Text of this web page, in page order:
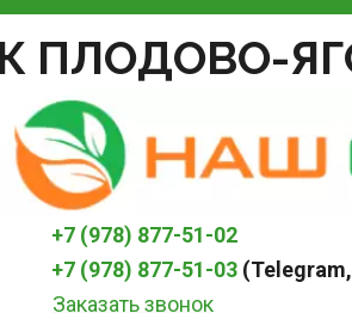
ПЛОДОВО-
+7 (978) 877-51-02
+7 (978) 877-51-03
Заказать звонок